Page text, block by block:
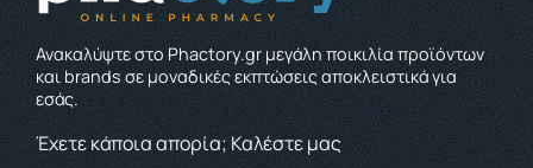
Ανακαλύψτε στο Phactory.gr μεγάλη ποικιλία προϊόντων
και brands σε μοναδικές εκπτώσεις αποκλειστικά για
εσάς.
Έχετε κάποια απορία; Καλέστε μας